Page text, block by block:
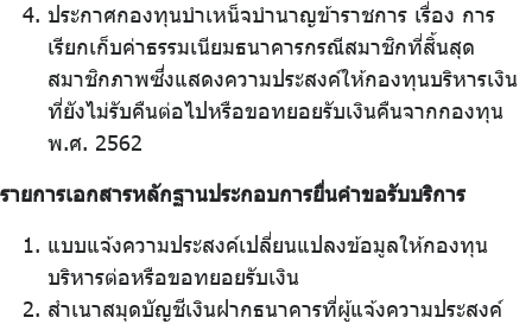
ประกาศกองทุนบำเหน็จบำนาญข้าราชการ เรื่อง การ
เรียกเก็บค่าธรรมเนียมธนาคารกรณีสมาชิกที่สิ้นสุด
สมาชิกภาพซึ่งแสดงความประสงค์ให้กองทุนบริหารเงิน
ที่ยังไม่รับคืนต่อไปหรือขอทยอยรับเงินคืนจากกองทุน
พ.ศ. 2562
รายการเอกสารหลักฐานประกอบการยื่นคำขอรับบริการ
แบบแจ้งความประสงค์เปลี่ยนแปลงข้อมูลให้กองทุน
บริหารต่อหรือขอทยอยรับเงิน
สำเนาสมุดบัญชีเงินฝากธนาคารที่ผู้แจ้งความประสงค์